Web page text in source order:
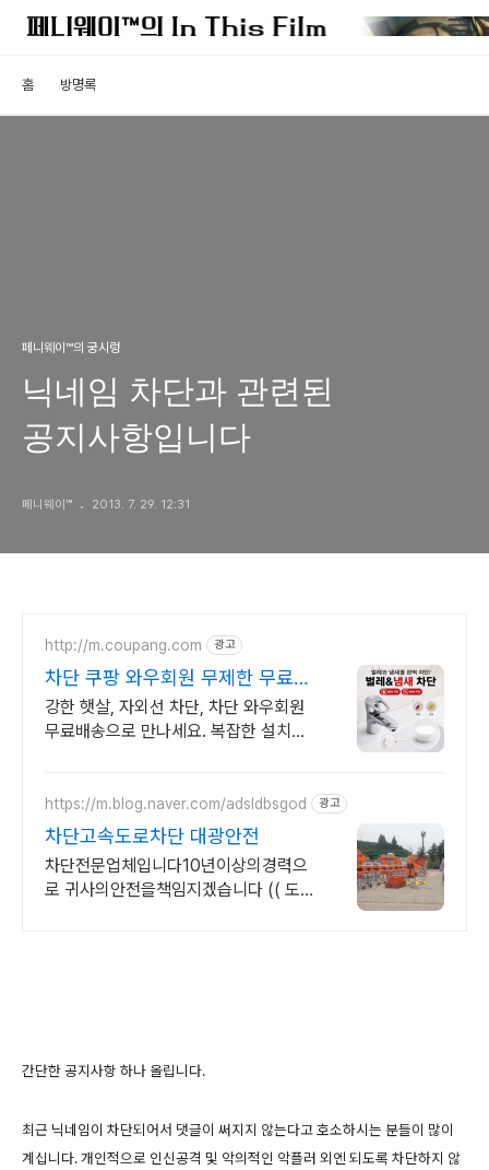
홈 방명록
페니웨이™의 궁시렁
닉네임 차단과 관련된
공지사항입니다
페니웨이™ 2013. 7. 29. 12:31
http://m.coupang.com 광고
차단 쿠팡 와우회원 무제한 무료배
송
강한 햇살, 자외선 차단, 차단 와우회원
무료배송으로 만나세요. 복잡한 설치는
https://m.blog.naver.com/adsldbsgod 광고
차단고속도로차단 대광안전
차단전문업체입니다10년이상의경력으
로 귀사의안전을책임지겠습니다 (( 도
간단한 공지사항 하나 올립니다.
최근 닉네임이 차단되어서 댓글이 써지지 않는다고 호소하시는 분들이 많이
계십니다. 개인적으로 인신공격 및 악의적인 악플러 외엔 되도록 차단하지 않